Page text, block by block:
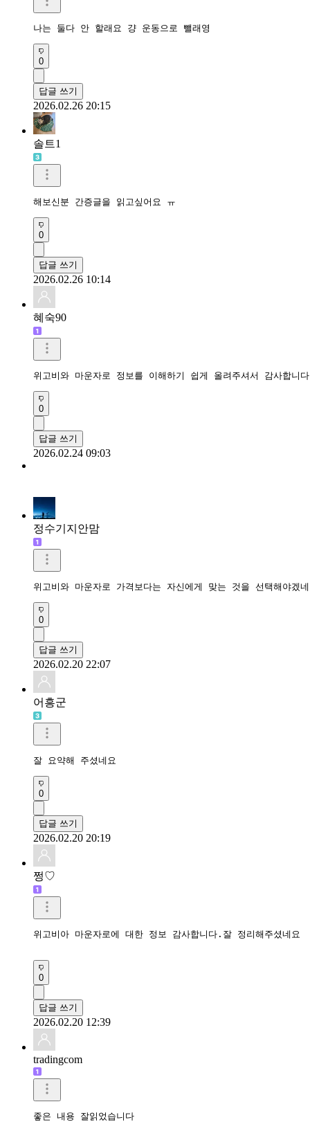
나는 둘다 안 할래요 걍 운동으로 뺄래영
0
답글 쓰기
2026.02.26 20:15
솔트1
해보신분 간증글을 읽고싶어요 ㅠ
0
답글 쓰기
2026.02.26 10:14
혜숙90
위고비와 마운자로 정보를 이해하기 쉽게 올려주셔서 감사합
0
답글 쓰기
2026.02.24 09:03
정수기지안맘
위고비와 마운자로 가격보다는 자신에게 맞는 것을 선택해야겠
0
답글 쓰기
2026.02.20 22:07
어흥군
잘 요약해 주셨네요
0
답글 쓰기
2026.02.20 20:19
쩡♡
위고비아 마운자로에 대한 정보 감사합니다.잘 정리해주셨네요
0
답글 쓰기
2026.02.20 12:39
tradingcom
좋은 내용 잘읽었습니다